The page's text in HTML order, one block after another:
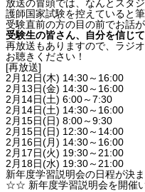
放送の冒頭では、なんとスタ
護師国家試験を控えていると
受験直前の方の目の前でお話
受験生の皆さん、自分を信じ
再放送もありますので、ラジ
お聴きください！
[再放送]
2月12日(木) 14:30～16:00
2月13日(金) 14:30～16:00
2月14日(土) 6:00～7:30
2月14日(土) 14:30～16:00
2月15日(日) 8:00～9:30
2月15日(日) 12:30～14:00
2月16日(月) 14:30～16:00
2月17日(火) 19:30～21:00
2月18日(水) 19:30～21:00
新年度学習説明会の日程が決
☆☆ 新年度学習説明会を開催